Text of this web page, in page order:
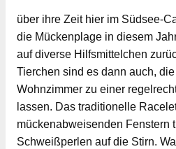
über ihre Zeit hier im Südsee-
die Mückenplage in diesem
auf diverse Hilfsmittelchen
Tierchen sind es dann auch,
Wohnzimmer zu einer
lassen. Das traditionelle
mückenabweisenden Fenstern
Schweißperlen auf die Stirn.